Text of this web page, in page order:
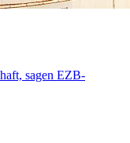
sagen EZB-